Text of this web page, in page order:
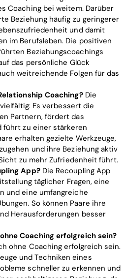
Coaching bei weitem. Darüber
Beziehung häufig zu geringerer
und damit
im Berufsleben. Die positiven
Beziehungscoachings
das persönliche Glück
weitreichende Folgen für das
Coaching?Die
Es verbessert die
Partnern, fördert das
führt zu einer stärkeren
erhalten gezielte Werkzeuge,
und ihre Beziehung aktiv
zu mehr Zufriedenheit führt.
App?Die Recoupling App
täglicher Fragen, eine
und eine umfangreiche
So können Paare ihre
Herausforderungen besser
Coaching erfolgreich sein?
ohne Coaching erfolgreich sein.
und Techniken eines
schneller zu erkennen und